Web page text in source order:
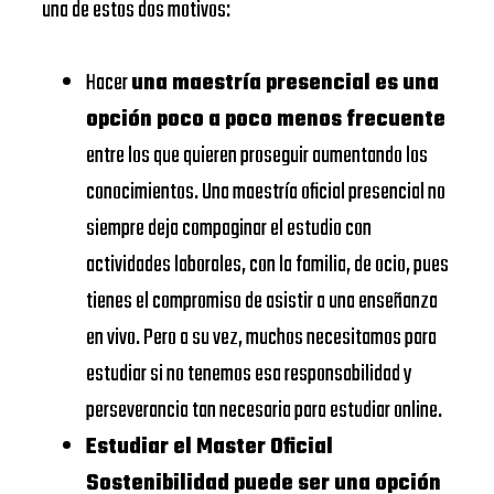
School
URJC
Universidad
Rey Juan
Carlos
https://www.urjc.es/
VIU
Universidad
Internacional
de Valencia
https://
UDIMA https://www.udima.es/
Centros dónde
EADA
SCHOOL
UNIVERSIDAD
DE
NAVARRA –
SCHOOL
OF
ECONOMICS
AND
BUSINESS
UNIVERSIDAD
una de estos dos motivos:
Haceruna maestría presencial es una
opción poco a poco menos frecuente
entre los que quieren proseguir aumentando los
conocimientos. Una maestría oficial presencial no
siempre deja compaginar el estudio con
actividades laborales, con la familia, de ocio, pues
tienes el compromiso de asistir a una enseñanza
en vivo. Pero a su vez, muchos necesitamos para
estudiar si no tenemos esa responsabilidad y
perseverancia tan necesaria para estudiar online.
Estudiar el Master Oficial
Sostenibilidad puede ser una opción